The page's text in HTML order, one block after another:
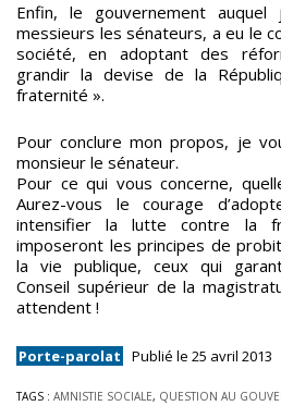
Enfin, le gouvernement auquel
messieurs les sénateurs, a eu le
société, en adoptant des
grandir la devise de la
fraternité ».
Pour conclure mon propos, je
monsieur le sénateur.
Pour ce qui vous concerne,
Aurez-vous le courage
intensifier la lutte contre la
imposeront les principes de
la vie publique, ceux qui
Conseil supérieur de la
attendent !
Porte-parolat Publié le 25 avril 2013
TAGS : AMNISTIE SOCIALE, QUESTION AU